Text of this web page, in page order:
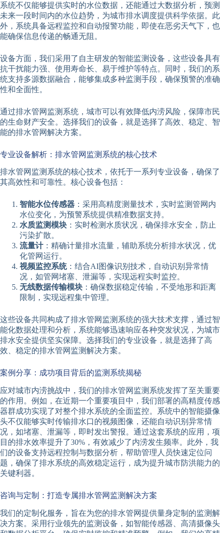
系统不仅能够提供实时的水位数据，还能通过大数据分析，预测
未来一段时间内的水位趋势，为城市排水调度提供科学依据。此
外，系统具备远程监控和自动报警功能，即使在恶劣天气下，也
能确保信息传递的畅通无阻。
设备方面，我们采用了自主研发的智能监测设备，这些设备具有
抗干扰能力强、使用寿命长、易于维护等特点。同时，我们的系
统支持多源数据融合，能够集成多种监测手段，确保预警的准确
性和全面性。
通过排水管网监测系统，城市可以有效降低内涝风险，保障市民
的生命财产安全。选择我们的设备，就是选择了高效、稳定、智
能的排水管网解决方案。
专业设备解析：排水管网监测系统的核心技术
排水管网监测系统的核心技术，依托于一系列专业设备，确保了
其高效性和可靠性。核心设备包括：
智能水位传感器 ：采用高精度测量技术，实时监测管网内
水位变化，为预警系统提供精准数据支持。
水质监测模块 ：实时检测水质状况，确保排水安全，防止
污染扩散。
流量计：精确计量排水流量，辅助系统分析排水状况，优
化管网运行。
视频监控系统：结合AI图像识别技术，自动识别异常情
况，如管网堵塞、泄漏等，实现远程实时监控。
无线数据传输模块 ：确保数据稳定传输，不受地形和距离
限制，实现远程集中管理。
这些设备共同构成了排水管网监测系统的强大技术支撑，通过智
能化数据处理和分析，系统能够迅速响应各种突发状况，为城市
排水安全提供坚实保障。选择我们的专业设备，就是选择了高
效、稳定的排水管网监测解决方案。
案例分享：成功项目背后的监测系统揭秘
应对城市内涝挑战中，我们的排水管网监测系统发挥了至关重要
的作用。例如，在近期一个重要项目中，我们部署的高精度传感
器群成功实现了对整个排水系统的全面监控。系统中的智能摄像
头不仅能够实时传输排水口的视频图像，还能自动识别异常情
况，如堵塞、泄漏等，即时发出警报。通过这套系统的应用，项
目的排水效率提升了30%，有效减少了内涝发生频率。此外，我
们的设备支持远程控制与数据分析，帮助管理人员快速定位问
题，确保了排水系统的高效稳定运行，成为提升城市防洪能力的
关键利器。
咨询与定制：打造专属排水管网监测解决方案
我们的定制化服务，旨在为您的排水管网提供量身定制的监测解
决方案。采用行业领先的监测设备，如智能传感器、高清摄像头